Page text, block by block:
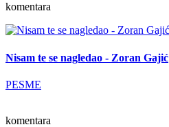
komentara
Nisam te se nagledao - Zoran Gajić
PESME
komentara